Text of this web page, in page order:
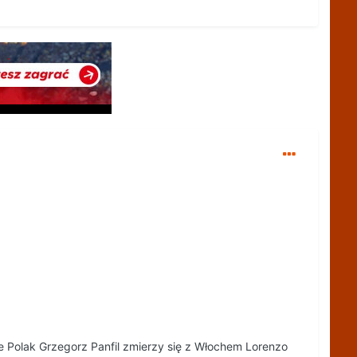
Grzegorz Panfil zmierzy się z Włochem Lorenzo